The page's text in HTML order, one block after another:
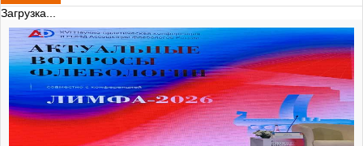
Загрузка...